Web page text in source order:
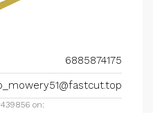
6885874175
on: